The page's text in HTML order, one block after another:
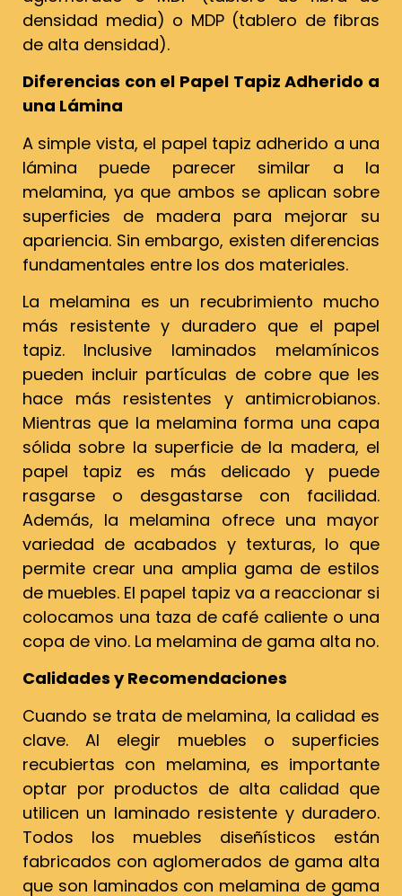
densidad media) o MDP (tablero de fibras
de alta densidad).
Diferencias con el Papel Tapiz Adherido a
una Lámina
A simple vista, el papel tapiz adherido a una
lámina puede parecer similar a la
melamina, ya que ambos se aplican sobre
superficies de madera para mejorar su
apariencia. Sin embargo, existen diferencias
fundamentales entre los dos materiales.
La melamina es un recubrimiento mucho
más resistente y duradero que el papel
tapiz. Inclusive laminados melamínicos
pueden incluir partículas de cobre que les
hace más resistentes y antimicrobianos.
Mientras que la melamina forma una capa
sólida sobre la superficie de la madera, el
papel tapiz es más delicado y puede
rasgarse o desgastarse con facilidad.
Además, la melamina ofrece una mayor
variedad de acabados y texturas, lo que
permite crear una amplia gama de estilos
de muebles. El papel tapiz va a reaccionar si
colocamos una taza de café caliente o una
copa de vino. La melamina de gama alta no.
Calidades y Recomendaciones
Cuando se trata de melamina, la calidad es
clave. Al elegir muebles o superficies
recubiertas con melamina, es importante
optar por productos de alta calidad que
utilicen un laminado resistente y duradero.
Todos los muebles diseñísticos están
fabricados con aglomerados de gama alta
que son laminados con melamina de gama